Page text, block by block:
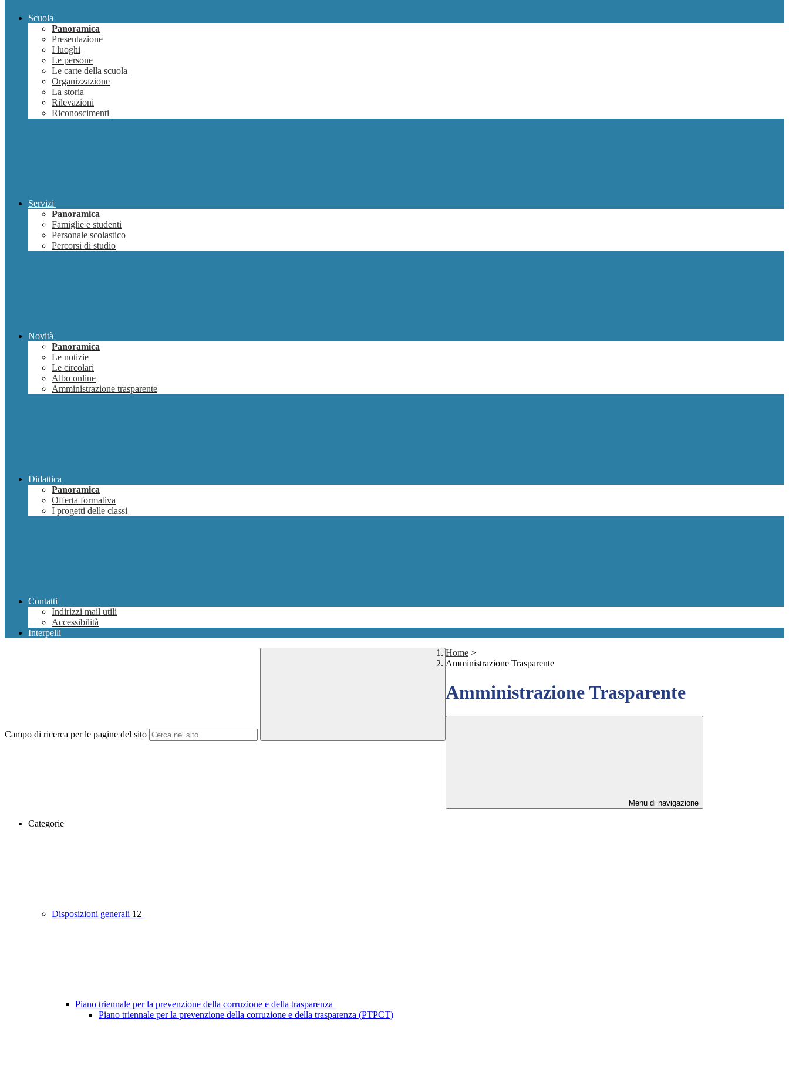
Scuola
Panoramica
Presentazione
I luoghi
Le persone
Le carte della scuola
Organizzazione
La storia
Rilevazioni
Riconoscimenti
Servizi
Panoramica
Famiglie e studenti
Personale scolastico
Percorsi di studio
Novità
Panoramica
Le notizie
Le circolari
Albo online
Amministrazione trasparente
Didattica
Panoramica
Offerta formativa
I progetti delle classi
Contatti
Indirizzi mail utili
Accessibilità
Interpelli
Campo di ricerca per le pagine del sito
Home >
Amministrazione Trasparente
Amministrazione Trasparente
Menu di navigazione
Categorie
Disposizioni generali 12
Piano triennale per la prevenzione della corruzione e della trasparenza
Piano triennale per la prevenzione della corruzione e della trasparenza (PTPCT)